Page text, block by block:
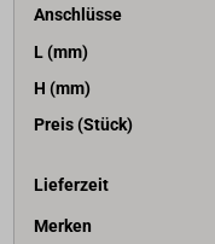
Anschlüsse
L (mm)
H (mm)
Preis (Stück)
Lieferzeit
Merken